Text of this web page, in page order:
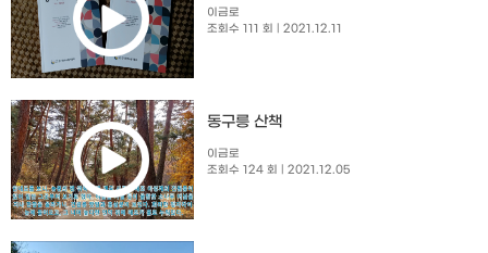
이금로
조회수 111 회
| 2021.12.11
동구릉 산책
이금로
조회수 124 회
| 2021.12.05